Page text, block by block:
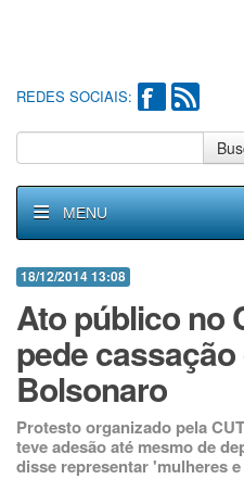
REDES SOCIAIS:
MENU
18/12/2014 13:08
Ato público no
pede
Bolsonaro
Protesto organizado pela
teve adesão até mesmo de
disse representar 'mulheres